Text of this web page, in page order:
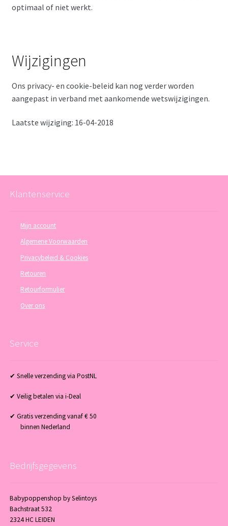
optimaal of niet werkt.
Wijzigingen
Ons privacy- en cookie-beleid kan nog verder worden
aangepast in verband met aankomende wetswijzigingen.
Laatste wijziging: 16-04-2018
Klantenservice
Mijn account
Algemene Voorwaarden
Privacybeleid & Cookies
Retouren
Retourformulier
Over ons
Service
✔ Snelle verzending via PostNL
✔ Veilig betalen via i-Deal
✔ Gratis verzending vanaf € 50
binnen Nederland
Bedrijfsgegevens
Babypoppenshop by Selintoys
Bachstraat 532
2324 HC LEIDEN